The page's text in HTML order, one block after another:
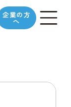
企業の方
へ